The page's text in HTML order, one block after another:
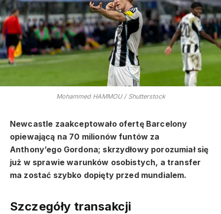
Mohammed HAMMOU / Shutterstock
Newcastle zaakceptowało ofertę Barcelony
opiewającą na 70 milionów funtów za
Anthony’ego Gordona; skrzydłowy porozumiał się
już w sprawie warunków osobistych, a transfer
ma zostać szybko dopięty przed mundialem.
Szczegóły transakcji